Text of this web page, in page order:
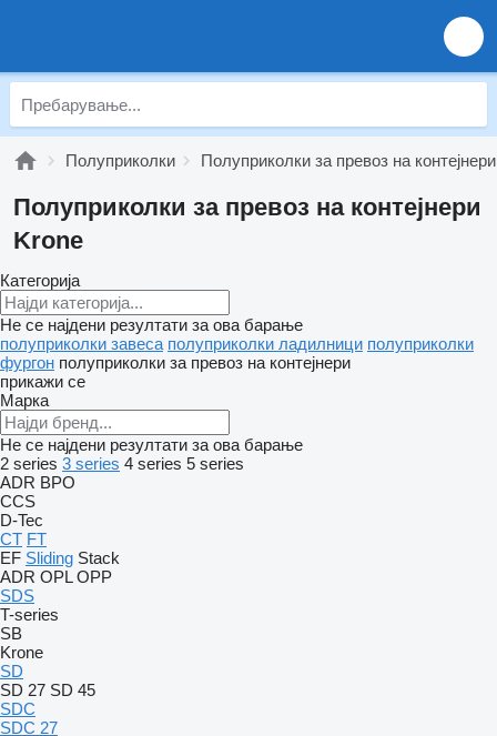
Полуприколки Полуприколки за превоз на контејнери
Полуприколки за превоз на контејнери
Krone
Категорија
Не се најдени резултати за ова барање
полуприколки завеса полуприколки ладилници полуприколки
фургон полуприколки за превоз на контејнери
прикажи се
Марка
Не се најдени резултати за ова барање
2 series 3 series 4 series 5 series
ADR BPO
CCS
D-Tec
CT FT
EF Sliding Stack
ADR OPL OPP
SDS
T-series
SB
Krone
SD
SD 27 SD 45
SDC
SDC 27